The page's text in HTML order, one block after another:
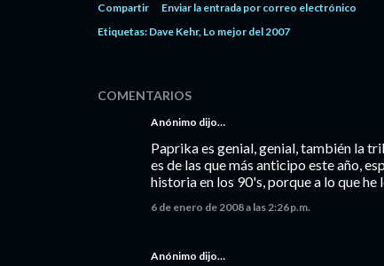
Compartir
Enviar la entrada por correo electrónico
Etiquetas: Dave Kehr Lo mejor del 2007
COMENTARIOS
Anónimo dijo…
Paprika es genial, genial, también la
es de las que más anticipo este año,
historia en los 90's, porque a lo que he
6 de enero de 2008 a las 2:26 p.m.
Anónimo dijo…